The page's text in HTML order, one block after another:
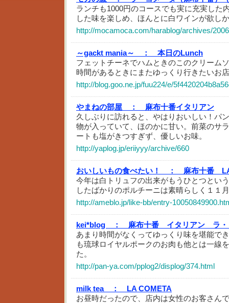
ランチも1000円のコースでも実に充実した
した味を楽しめ、ほんとに白ワインが欲し
http://mocamoca.com/harablog/archives/
～gackt mania～ ：
本日のLunch
フェットチーネでハムときのこのクリーム
時間があるときにまたゆっくり行きたいお
http://blog.goo.ne.jp/fuu224/e/
やまねの部屋 ：
麻布十番イタリアン
久しぶりに訪れると、やはりおいしい！パ
物が入っていて、ほのかに甘い。前菜のサ
ートも塩がきつすぎず、優しいお味。
http://yaplog.jp/eriiyyy/archive/660
おいしいもの食べたい！ ：
麻布十番
今年は白トリュフの出来がもうひとつとい
したばかりのポルチーニは素晴らしく１１
http://ameblo.jp/like-bb/entry-
kei*blog ：
麻布十番 イタリアン ラ・
あまり時間がなくってゆっくり味を堪能で
も琉球ロイヤルポークのお肉も他とは一線
た。
http://pan-ya.com/pplog2/displog/374.html
milk tea ：
LA COMETA
お昼時だったので、店内は女性のお客さん